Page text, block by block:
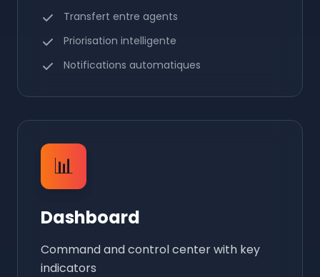
Transfert entre agents
Priorisation intelligente
Notifications automatiques
📊
Dashboard
Command and control center with key
indicators